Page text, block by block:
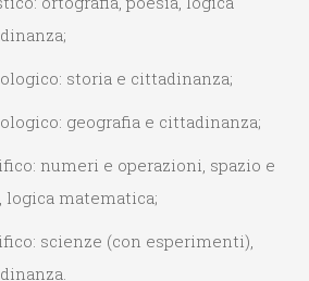
storia e cittadinanza;
geografia e cittadinanza;
numeri e operazioni, spazio e
matematica;
scienze (con esperimenti),